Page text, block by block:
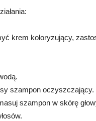
krem koloryzujący,
szampon oczyszczający.
szampon w skórę